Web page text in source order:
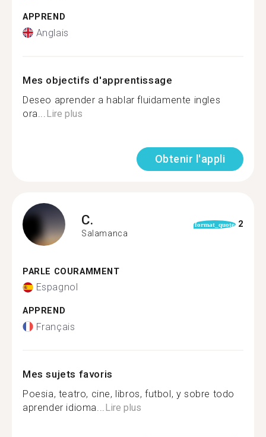
APPREND
Anglais
Mes objectifs d'apprentissage
Deseo aprender a hablar fluidamente ingles
ora... Lire plus
Obtenir l'appli
C.
Salamanca
format_quote 2
PARLE COURAMMENT
Espagnol
APPREND
Français
Mes sujets favoris
Poesia, teatro, cine, libros, futbol, y sobre todo
aprender idioma... Lire plus